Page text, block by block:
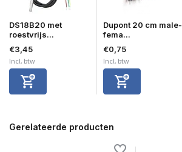
DS18B20 met
roestvrijs...
€3,45
Incl. btw
Dupont 20 cm male-
fema...
€0,75
Incl. btw
Gerelateerde producten